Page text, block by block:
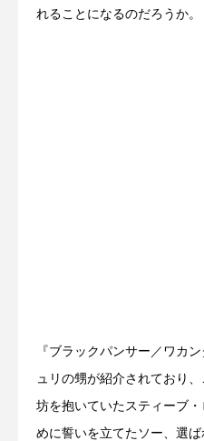
れることになるのだろうか。
『ブラックパンサー／ワカ
ュリの甥が紹介されており
坊を抱いていたスティーブ
めに誓いを立てたソー、選